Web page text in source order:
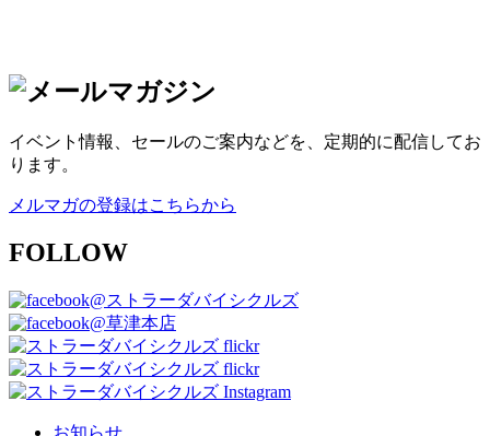
イベント情報、セールのご案内などを、定期的に配信してお
ります。
メルマガの登録はこちらから
FOLLOW
@ストラーダバイシクルズ
@草津本店